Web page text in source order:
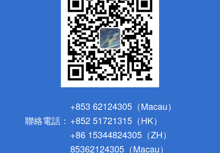
聯絡電話：
+853 62124305（Macau）
+852 51721315（HK）
+86 15344824305（ZH）
85362124305（Macau）